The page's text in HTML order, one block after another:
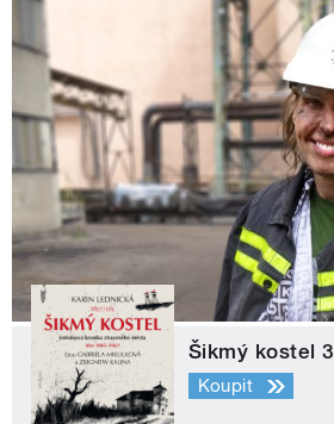
Šikmý kostel 3
Koupit